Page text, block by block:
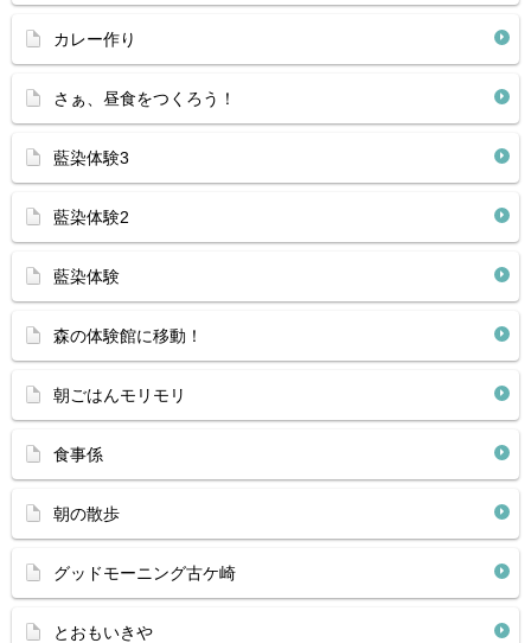
カレー作り
さぁ、昼食をつくろう！
藍染体験3
藍染体験2
藍染体験
森の体験館に移動！
朝ごはんモリモリ
食事係
朝の散歩
グッドモーニング古ケ崎
とおもいきや